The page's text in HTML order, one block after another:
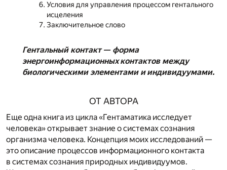
Условия для управления процессом гентального
исцеления
Заключительное слово
Гентальный контакт — форма
энергоинформационных контактов между
биологическими элементами и индивидуумами.
ОТ АВТОРА
Еще одна книга из цикла «Гентаматика исследует
человека» открывает знание о системах сознания
организма человека. Концепция моих исследований —
это описание процессов информационного контакта
в системах сознания природных индивидуумов.